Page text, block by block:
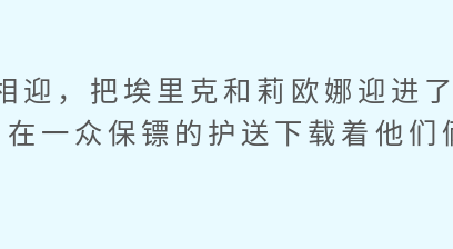
，把埃里克和莉欧娜迎进
一众保镖的护送下载着他们